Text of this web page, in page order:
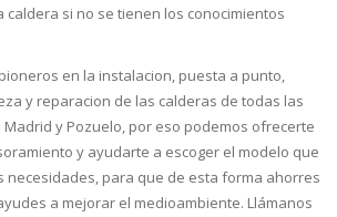
caldera si no se tienen los conocimientos
en la instalacion, puesta a punto,
y reparacion de las calderas de todas las
y Pozuelo, por eso podemos ofrecerte
y ayudarte a escoger el modelo que
necesidades, para que de esta forma ahorres
a mejorar el medioambiente. Llámanos